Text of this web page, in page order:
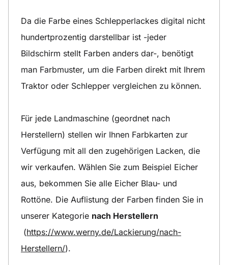
Da die Farbe eines Schlepperlackes digital nicht
hundertprozentig darstellbar ist -jeder
Bildschirm stellt Farben anders dar-, benötigt
man Farbmuster, um die Farben direkt mit Ihrem
Traktor oder Schlepper vergleichen zu können.
Für jede Landmaschine (geordnet nach
Herstellern) stellen wir Ihnen Farbkarten zur
Verfügung mit all den zugehörigen Lacken, die
wir verkaufen. Wählen Sie zum Beispiel Eicher
aus, bekommen Sie alle Eicher Blau- und
Rottöne. Die Auflistung der Farben finden Sie in
unserer Kategorie nach Herstellern
(https://www.werny.de/Lackierung/nach-
Herstellern/).